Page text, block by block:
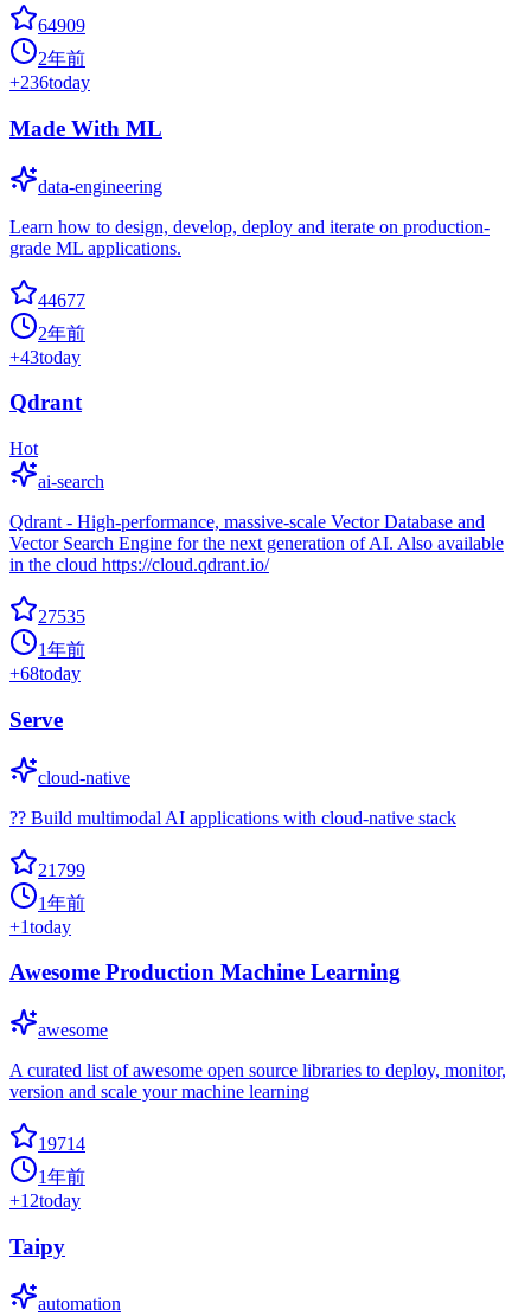
64909
2年前
+236today
Made With ML
data-engineering
Learn how to design, develop, deploy and iterate on production-
grade ML applications.
44677
2年前
+43today
Qdrant
Hot
ai-search
Qdrant - High-performance, massive-scale Vector Database and
Vector Search Engine for the next generation of AI. Also available
in the cloud https://cloud.qdrant.io/
27535
1年前
+68today
Serve
cloud-native
?? Build multimodal AI applications with cloud-native stack
21799
1年前
+1today
Awesome Production Machine Learning
awesome
A curated list of awesome open source libraries to deploy, monitor,
version and scale your machine learning
19714
1年前
+12today
Taipy
automation